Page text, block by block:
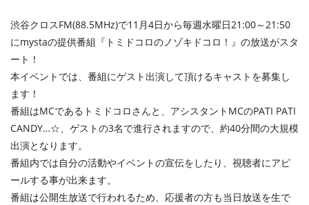
渋谷クロスFM(88.5MHz)で11月4日から毎週水曜日21:00～21:50
にmystaの提供番組『トミドコロのノゾキドコロ！』の放送がスタ
ート！
本イベントでは、番組にゲスト出演して頂けるキャストを募集し
ます！
番組はMCであるトミドコロさんと、アシスタントMCのPATI PATI
CANDY…☆、ゲストの3名で進行されますので、約40分間の大規模
出演となります。
番組内では自分の活動やイベントの宣伝をしたり、視聴者にアピ
ールする事が出来ます。
番組は公開生放送で行われるため、応援者の方も当日放送を生で